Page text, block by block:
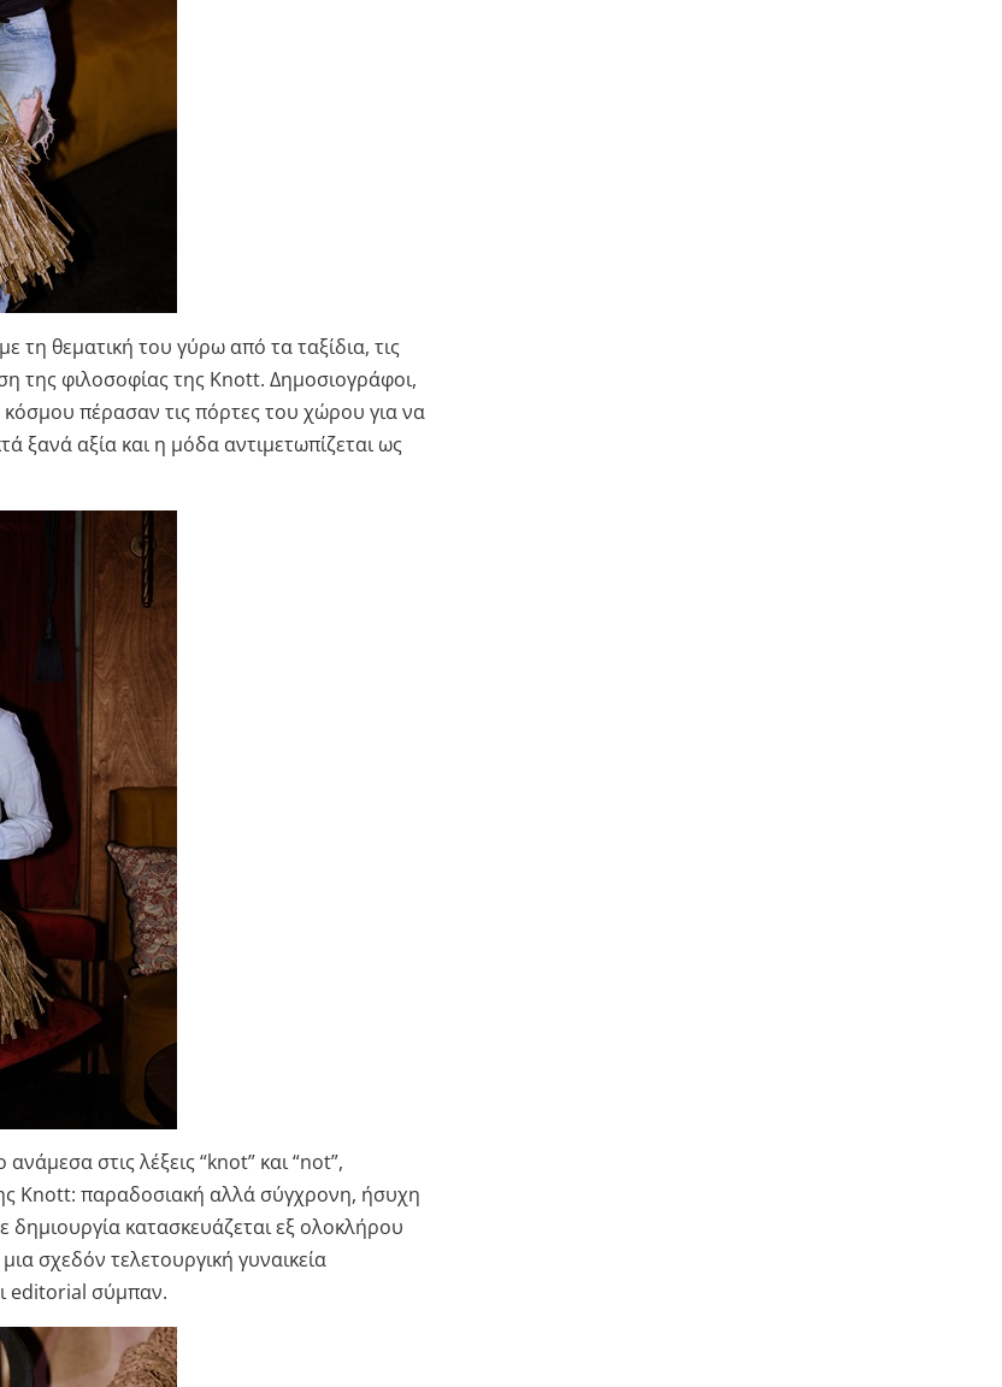
θεματική του γύρω από τα ταξίδια, τις
της φιλοσοφίας της Knott. Δημοσιογράφοι,
πέρασαν τις πόρτες του χώρου για να
ξανά αξία και η μόδα αντιμετωπίζεται ως
στις λέξεις “knot” και “not”,
Knott: παραδοσιακή αλλά σύγχρονη, ήσυχη
κατασκευάζεται εξ ολοκλήρου
σχεδόν τελετουργική γυναικεία
editorial σύμπαν.